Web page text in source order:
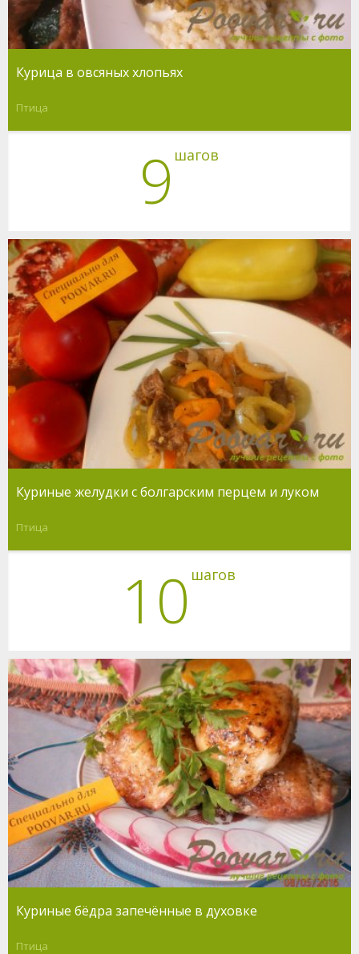
Курица в овсяных хлопьях
Птица
9 шагов
Куриные желудки с болгарским перцем и луком
Птица
10 шагов
Куриные бёдра запечённые в духовке
Птица